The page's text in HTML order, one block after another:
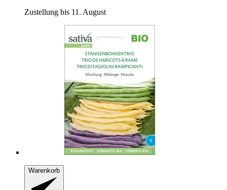
Zustellung bis 11. August
Warenkorb